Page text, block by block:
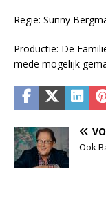
Regie: Sunny
Productie: De
mede mogelijk
Ook